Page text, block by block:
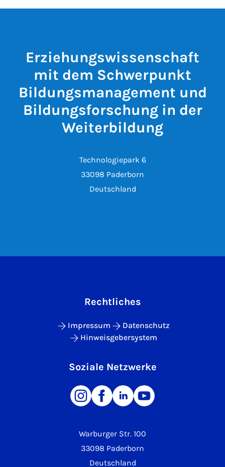
Erziehungswissenschaft
mit dem Schwerpunkt
Bildungsmanagement und
Bildungsforschung in der
Weiterbildung
Technologiepark 6
33098 Paderborn
Deutschland
Warburger Str. 100
33098 Paderborn
Deutschland
Rechtliches
Impressum
Datenschutz
Hinweisgebersystem
Soziale Netzwerke